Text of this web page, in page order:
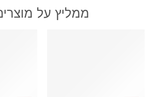
ממליץ על